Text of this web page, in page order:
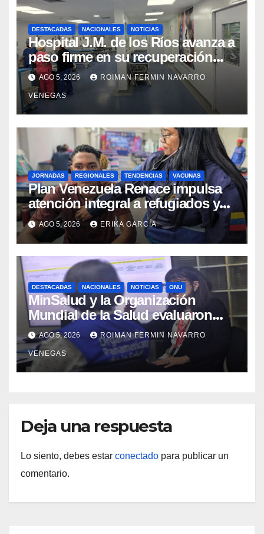
DESTACADAS NACIONALES NOTICIAS
Hospital J.M. de los Ríos avanza a
paso firme en su recuperación
tras los recientes eventos
sísmicos
AGO 5, 2026 ROIMAN FERMIN NAVARRO
VENEGAS
JORNADAS REGIONALES TENDENCIAS VACUNAS
​Plan Venezuela Renace impulsa
atención integral a refugiados y
evaluación de vacunación en
Aragua
AGO 5, 2026 ERIKA GARCÍA
DESTACADAS NACIONALES NOTICIAS ONU
MinSalud y la Organización
Mundial de la Salud evaluaron
propuesta técnica integral en
materia de agua saneamiento e
higiene ante contingencia sísmica
AGO 5, 2026 ROIMAN FERMIN NAVARRO
VENEGAS
Deja una respuesta
Lo siento, debes estar conectado para publicar un
comentario.